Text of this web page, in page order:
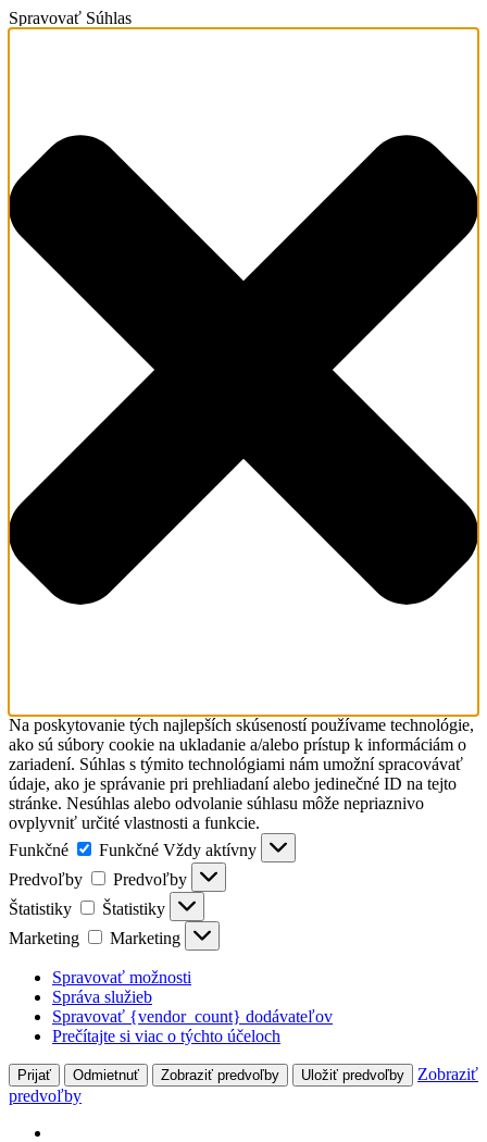
Spravovať Súhlas
Na poskytovanie tých najlepších skúseností používame technológie,
ako sú súbory cookie na ukladanie a/alebo prístup k informáciám o
zariadení. Súhlas s týmito technológiami nám umožní spracovávať
údaje, ako je správanie pri prehliadaní alebo jedinečné ID na tejto
stránke. Nesúhlas alebo odvolanie súhlasu môže nepriaznivo
ovplyvniť určité vlastnosti a funkcie.
Funkčné
Funkčné Vždy aktívny
Predvoľby
Predvoľby
Štatistiky
Štatistiky
Marketing
Marketing
Spravovať možnosti
Správa služieb
Spravovať {vendor_count} dodávateľov
Prečítajte si viac o týchto účeloch
Prijať Odmietnuť Zobraziť predvoľby Uložiť predvoľby
Zobraziť
predvoľby